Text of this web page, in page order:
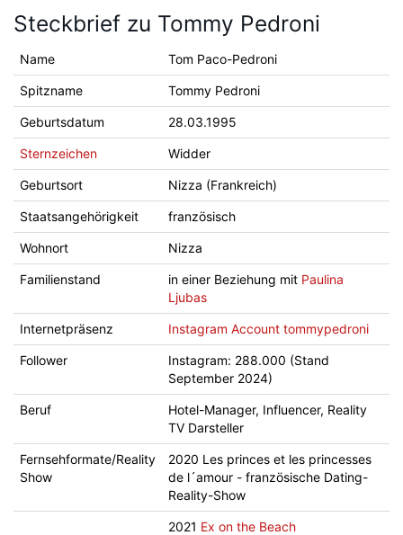
Steckbrief zu Tommy Pedroni
Name Tom Paco-Pedroni
Spitzname Tommy Pedroni
Geburtsdatum 28.03.1995
Sternzeichen Widder
Geburtsort Nizza (Frankreich)
Staatsangehörigkeit französisch
Wohnort Nizza
Familienstand in einer Beziehung mit Paulina
Ljubas
Internetpräsenz Instagram Account tommypedroni
Follower
Instagram: 288.000 (Stand
September 2024)
Beruf
Hotel-Manager, Influencer, Reality
TV Darsteller
Fernsehformate/Reality
Show
2020 Les princes et les princesses
de l´amour - französische Dating-
Reality-Show
2021 Ex on the Beach